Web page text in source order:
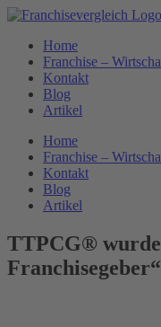
Zum
springenHome
Franchise –
Kontakt
Blog
Artikel
Home
Franchise –
Kontakt
Blog
Artikel
TTPCG®